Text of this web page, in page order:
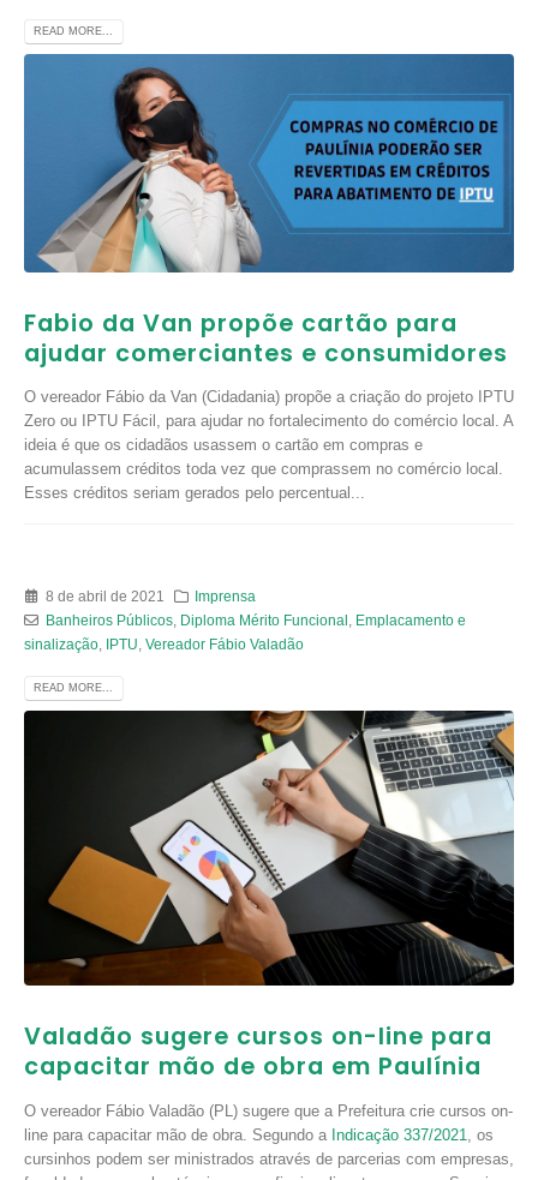
READ MORE...
Fabio da Van propõe cartão para
ajudar comerciantes e consumidores
O vereador Fábio da Van (Cidadania) propõe a criação do projeto IPTU
Zero ou IPTU Fácil, para ajudar no fortalecimento do comércio local. A
ideia é que os cidadãos usassem o cartão em compras e
acumulassem créditos toda vez que comprassem no comércio local.
Esses créditos seriam gerados pelo percentual...
8 de abril de 2021
Imprensa
Banheiros Públicos, Diploma Mérito Funcional
Emplacamento e
sinalização
IPTU Vereador Fábio Valadão
READ MORE...
Valadão sugere cursos on-line para
capacitar mão de obra em Paulínia
O vereador Fábio Valadão (PL) sugere que a Prefeitura crie cursos on-
line para capacitar mão de obra. Segundo a Indicação 337/2021
, os
cursinhos podem ser ministrados através de parcerias com empresas,